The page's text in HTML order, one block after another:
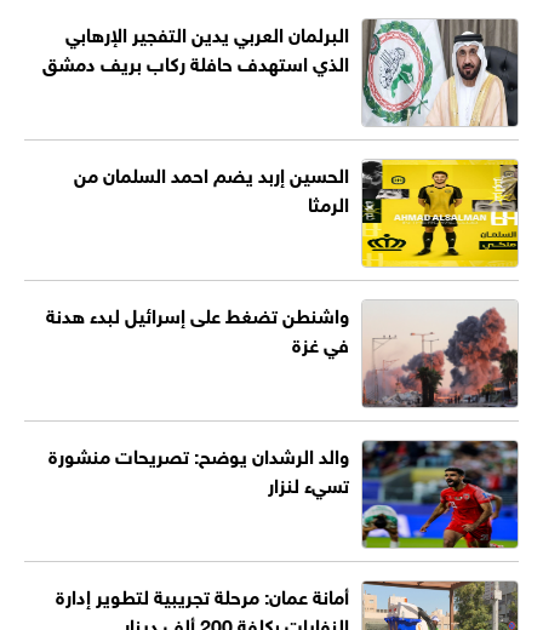
البرلمان العربي يدين التفجير الإرهابي
الذي استهدف حافلة ركاب بريف دمشق
الحسين إربد يضم احمد السلمان من
الرمثا
واشنطن تضغط على إسرائيل لبدء هدنة
في غزة
والد الرشدان يوضح: تصريحات منشورة
تسيء لنزار
أمانة عمان: مرحلة تجريبية لتطوير إدارة
النفايات بكلفة 200 ألف دينار